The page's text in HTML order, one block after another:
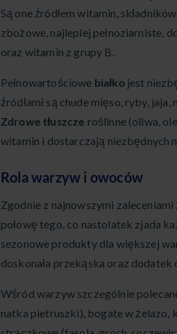
Są one źródłem witamin,
zbożowe, najlepiej pełnoziarniste,
oraz witamin z grupy B.
Pełnowartościowe białko jest
źródłami są chude mięso, ryby,
Zdrowe tłuszcze roślinne (oliwa,
witamin i dostarczają niezbędnych
Rola warzyw i owoców
Zgodnie z najnowszymi
połowę tego, co nastolatek zjada
sezonowe produkty dla większej
doskonała przekąska oraz dodatek
Wśród warzyw szczególnie
natka pietruszki), bogate w żelazo,